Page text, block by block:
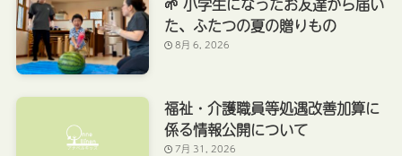
た、ふたつの夏の贈りもの
8月 6, 2026
福祉・介護職員等処遇改善加算に
係る情報公開について
7月 31, 2026